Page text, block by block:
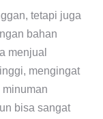
tetapi juga
bahan
menjual
mengingat
bisa sangat